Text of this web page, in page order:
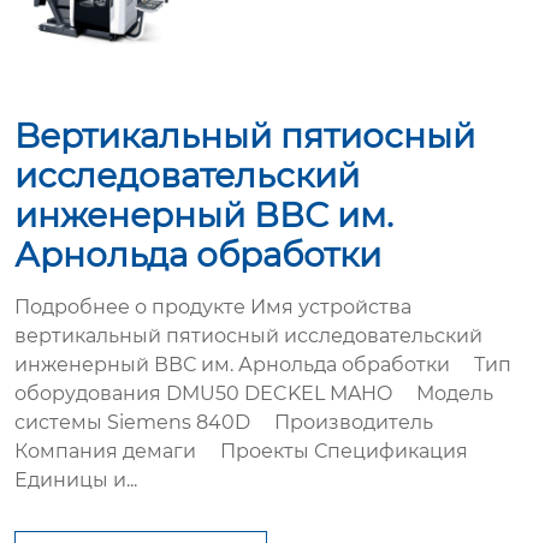
Bертикальный пятиосный
исследовательский
инженерный ВВС им.
Арнольда обработки
Подробнее о продукте Имя устройства
вертикальный пятиосный исследовательский
инженерный ВВС им. Арнольда обработки Тип
оборудования DMU50 DECKEL MAHO Модель
системы Siemens 840D Производитель
Компания демаги Проекты Спецификация
Единицы и...